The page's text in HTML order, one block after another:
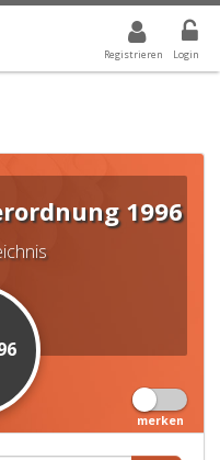
Registrieren Login
WERT IST ALLE
1996
merken